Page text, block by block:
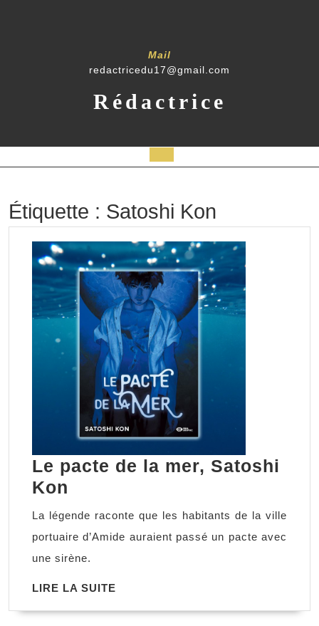
Mail
redactricedu17@gmail.com
Rédactrice
Button
Étiquette : Satoshi Kon
Le pacte de la mer, Satoshi
Kon
pacte
de
la
Satoshi
Kon
La légende raconte que les habitants de la ville
portuaire d’Amide auraient passé un pacte avec
une sirène.
LIRE LA SUITE